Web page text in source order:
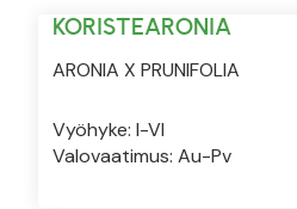
KORISTEARONIA
ARONIA X PRUNIFOLIA
Vyöhyke: I-VI
Valovaatimus: Au-Pv